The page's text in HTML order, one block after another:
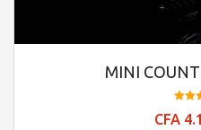
MINI
CFA